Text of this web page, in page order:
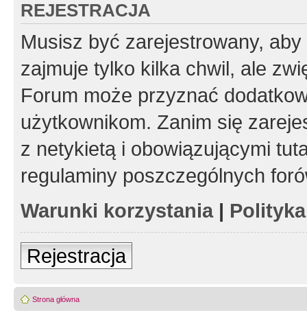
REJESTRACJA
Musisz być zarejestrowany,
zajmuje tylko kilka chwil, ale
Forum może przyznać
użytkownikom. Zanim się
z netykietą i obowiązującymi
regulaminy poszczególnych
Warunki korzystania|
Rejestracja
Strona główna